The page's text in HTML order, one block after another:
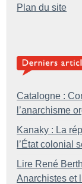
Plan du site
Catalogne :
l’anarchisme
Kanaky : La
l’État colonial
Lire René
Anarchistes et